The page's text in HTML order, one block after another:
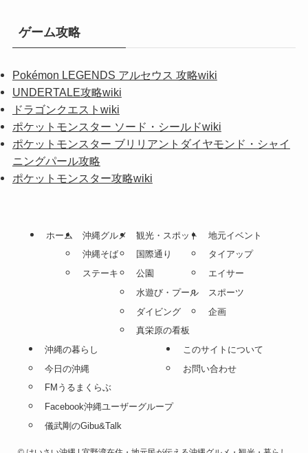
ゲーム攻略
Pokémon LEGENDS アルセウス 攻略wiki
UNDERTALE攻略wiki
ドラゴンクエストwiki
ポケットモンスター ソード・シールドwiki
ポケットモンスター ブリリアントダイヤモンド・シャイ
ニングパール攻略
ポケットモンスター攻略wiki
ホーム
沖縄グルメ
沖縄そば
ステーキ
観光・スポット
国際通り
公園
水遊び・プール
ダイビング
真栄原の看板
地元イベント
タイアップ
エイサー
スポーツ
企画
沖縄の暮らし
今日の沖縄
FMうるまくらぶ
Facebook沖縄ユーザーグループ
儀武剛のGibu&Talk
このサイトについて
お問い合わせ